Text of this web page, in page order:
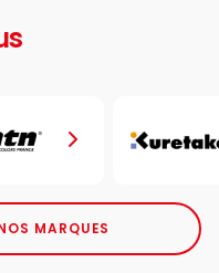
MARQUES